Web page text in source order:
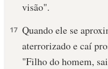
10 MANDAMENTOS
ESTUDOS BÍBLICOS
ESBOÇOS DE PREGAÇÃO
visão".
17 Quando ele se
aterrorizado e caí
"Filho do homem,